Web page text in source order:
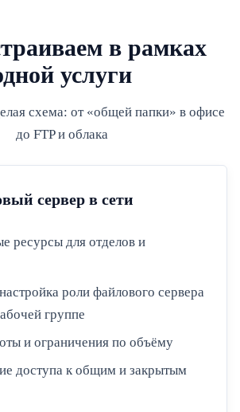
в рамках
услуги
схема: от «общей папки» в офисе
до FTP и облака
сервер в сети
ресурсы для отделов и
роли файлового сервера
группе
и ограничения по объёму
доступа к общим и закрытым